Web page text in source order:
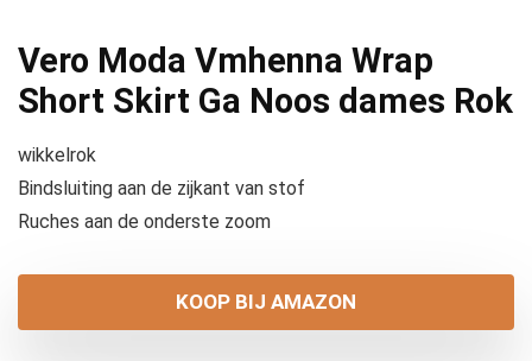
Vero Moda Vmhenna Wrap
Short Skirt Ga Noos dames Rok
wikkelrok
Bindsluiting aan de zijkant van stof
Ruches aan de onderste zoom
KOOP BIJ AMAZON